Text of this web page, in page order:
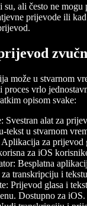
ali često ne mogu
prijevode ili
može u stvarnom
proces vrlo
opisom svake:
: Svestran alat za
tekst u stvarnom
Aplikacija za prijevod
za iOS
: Besplatna
transkripciju i
: Prijevod glasa i
Dostupno za iOS.